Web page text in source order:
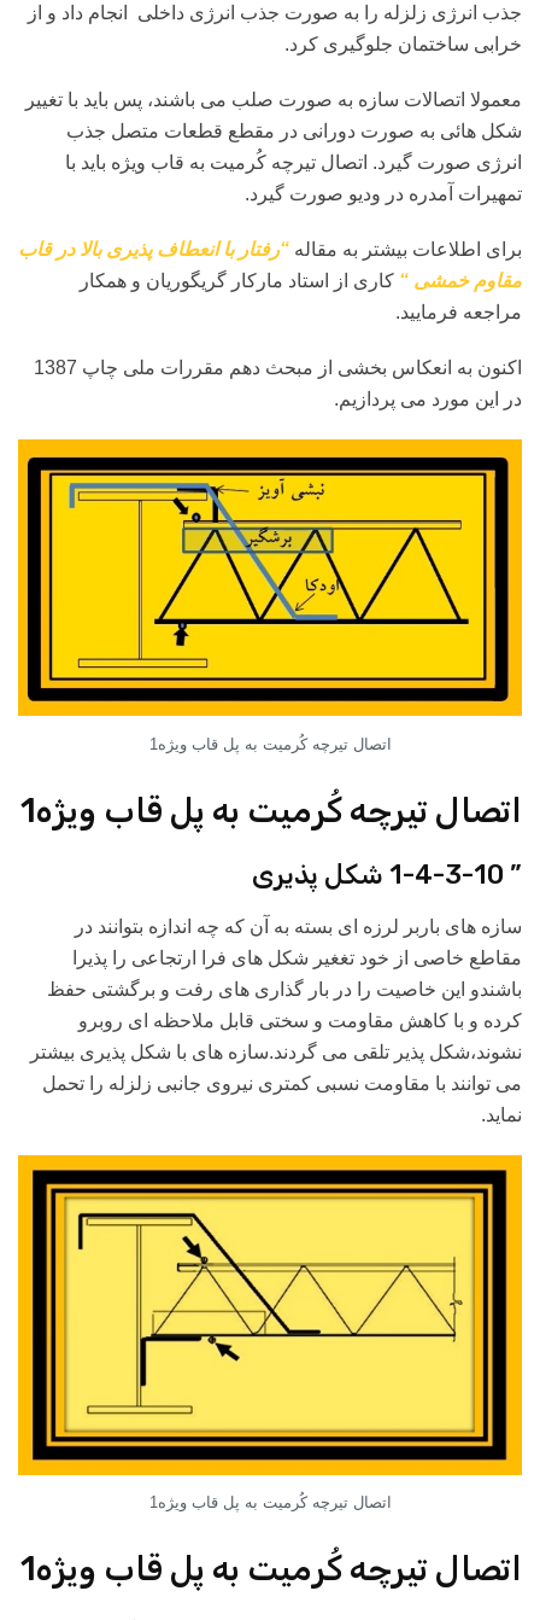
جذب انرژی زلزله را به صورت جذب انرژی داخلی انجام داد و از
خرابی ساختمان جلوگیری کرد.
معمولا اتصالات سازه به صورت صلب می باشند، پس باید با تغییر
شکل هائی به صورت دورانی در مقطع قطعات متصل جذب
انرژی صورت گیرد. اتصال تیرچه کُرمیت به قاب ویژه باید با
تمهیرات آمدره در ودیو صورت گیرد.
برای اطلاعات بیشتر به مقاله “رفتار با انعطاف پذیری بالا در قاب
مقاوم خمشی “ کاری از استاد مارکار گریگوریان و همکار
مراجعه فرمایید.
اکنون به انعکاس بخشی از مبحث دهم مقررات ملی چاپ 1387
در این مورد می پردازیم.
اتصال تیرچه کُرمیت به پل قاب ویژه1
اتصال تیرچه کُرمیت به پل قاب ویژه1
” 1-4-3-10 شکل پذیری
سازه های باربر لرزه ای بسته به آن که چه اندازه بتوانند در
مقاطع خاصی از خود تغغیر شکل های فرا ارتجاعی را پذیرا
باشندو این خاصیت را در بار گذاری های رفت و برگشتی حفظ
کرده و با کاهش مقاومت و سختی قابل ملاحظه ای روبرو
نشوند،شکل پذیر تلقی می گردند.سازه های با شکل پذیری بیشتر
می توانند با مقاومت نسبی کمتری نیروی جانبی زلزله را تحمل
نماید.
اتصال تیرچه کُرمیت به پل قاب ویژه1
اتصال تیرچه کُرمیت به پل قاب ویژه1